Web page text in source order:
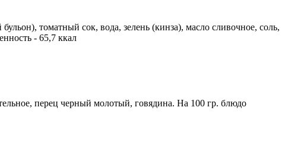
томатный сок, вода, зелень (кинза), масло сливочное, соль,
- 65,7 ккал
перец черный молотый, говядина. На 100 гр. блюдо